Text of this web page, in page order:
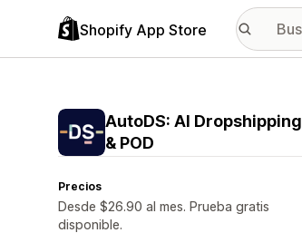
Shopify App Store
AutoDS: AI Dropshipping
& POD
Precios
Desde $26.90 al mes. Prueba gratis
disponible.